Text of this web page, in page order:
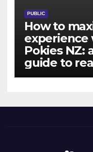
PUBLIC
How to
experience
Pokies NZ:
guide to